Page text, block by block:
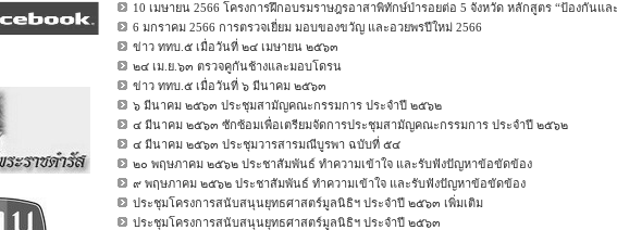
10 เมษายน 2566 โครงการฝึกอบรมราษฎรอาสาพิทักษ์ป่ารอยต่อ 5 จังหวัด หลักสูตร “ป้องกันแล
6 มกราคม 2566 การตรวจเยี่ยม มอบของขวัญ และอวยพรปีใหม่ 2566
ข่าว ททบ.๕ เมื่อวันที่ ๒๔ เมษายน ๒๕๖๓
๒๔ เม.ย.๖๓ ตรวจคูกันช้างและมอบโดรน
ข่าว ททบ.๕ เมื่อวันที่ ๖ มีนาคม ๒๕๖๓
๖ มีนาคม ๒๕๖๓ ประชุมสามัญคณะกรรมการ ประจำปี ๒๕๖๒
๔ มีนาคม ๒๕๖๓ ซักซ้อมเพื่อเตรียมจัดการประชุมสามัญคณะกรรมการ ประจำปี ๒๕๖๒
๔ มีนาคม ๒๕๖๓ ประชุมวารสารมณีบูรพา ฉบับที่ ๕๔
๒๐ พฤษภาคม ๒๕๖๒ ประชาสัมพันธ์ ทำความเข้าใจ และรับฟังปัญหาข้อขัดข้อง
๙ พฤษภาคม ๒๕๖๒ ประชาสัมพันธ์ ทำความเข้าใจ และรับฟังปัญหาข้อขัดข้อง
ประชุมโครงการสนับสนุนยุทธศาสตร์มูลนิธิฯ ประจำปี ๒๕๖๓ เพิ่มเติม
ประชุมโครงการสนับสนุนยุทธศาสตร์มูลนิธิฯ ประจำปี ๒๕๖๓